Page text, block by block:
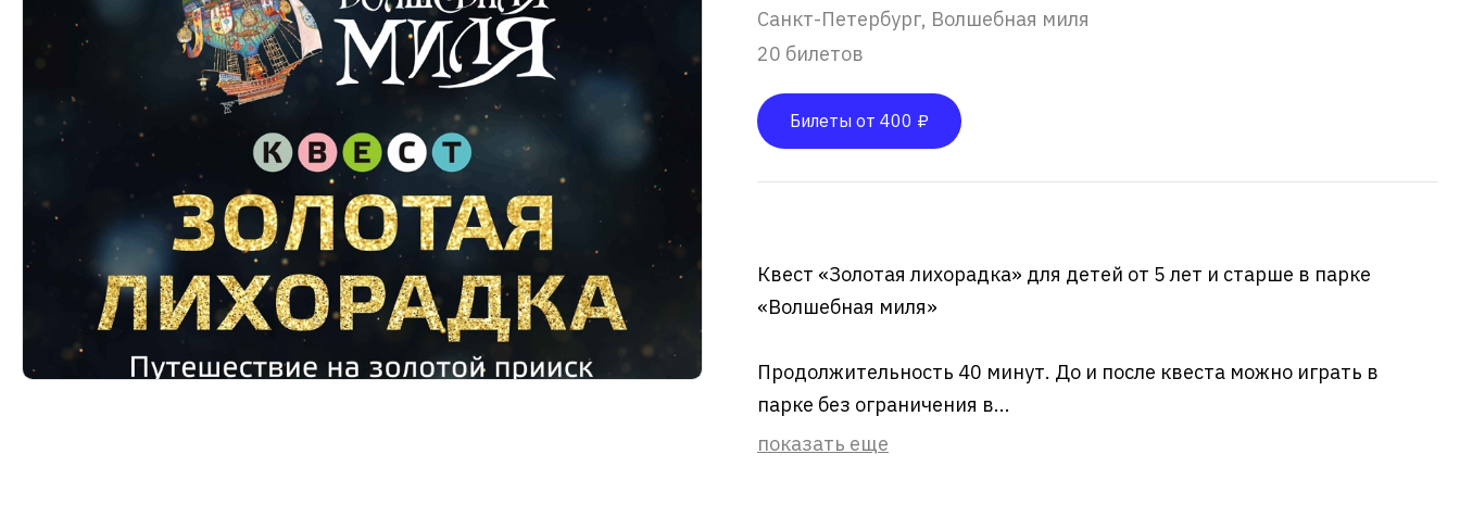
Санкт-Петербург, Волшебная миля
20 билетов
Билеты от 400 ₽
Квест «Золотая лихорадка» для детей от 5 лет и старше в парке
«Волшебная миля»
Продолжительность 40 минут. До и после квеста можно играть в
парке без ограничения в...
показать еще